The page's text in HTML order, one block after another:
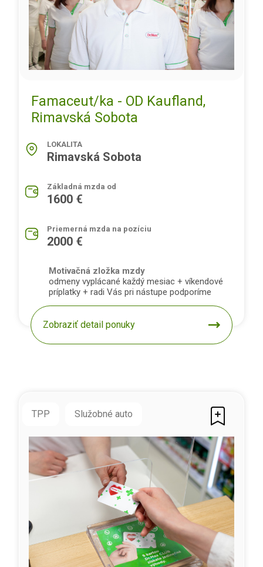
Famaceut/ka - OD Kaufland,
Rimavská Sobota
LOKALITA
Rimavská Sobota
Základná mzda od
1600 €
Priemerná mzda na pozíciu
2000 €
Motivačná zložka mzdy
odmeny vyplácané každý mesiac + víkendové
príplatky + radi Vás pri nástupe podporíme
Zobraziť detail ponuky
TPP Služobné auto